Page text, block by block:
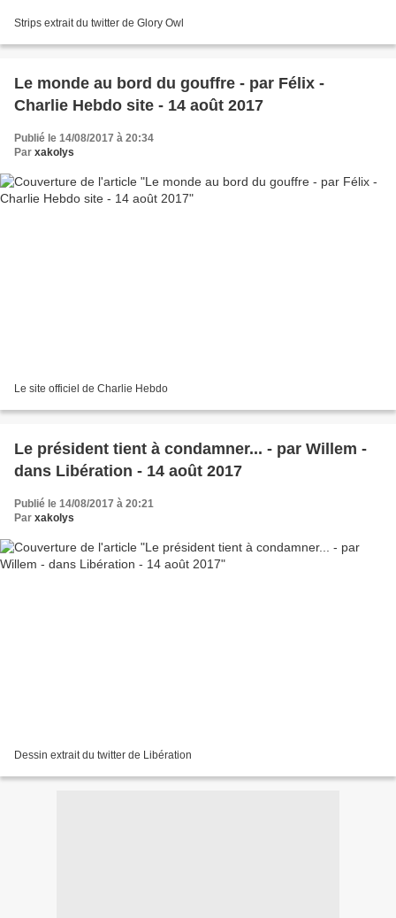
Strips extrait du twitter de Glory Owl
Le monde au bord du gouffre - par Félix -
Charlie Hebdo site - 14 août 2017
Publié le 14/08/2017 à 20:34
Par xakolys
Le site officiel de Charlie Hebdo
Le président tient à condamner... - par Willem -
dans Libération - 14 août 2017
Publié le 14/08/2017 à 20:21
Par xakolys
Dessin extrait du twitter de Libération